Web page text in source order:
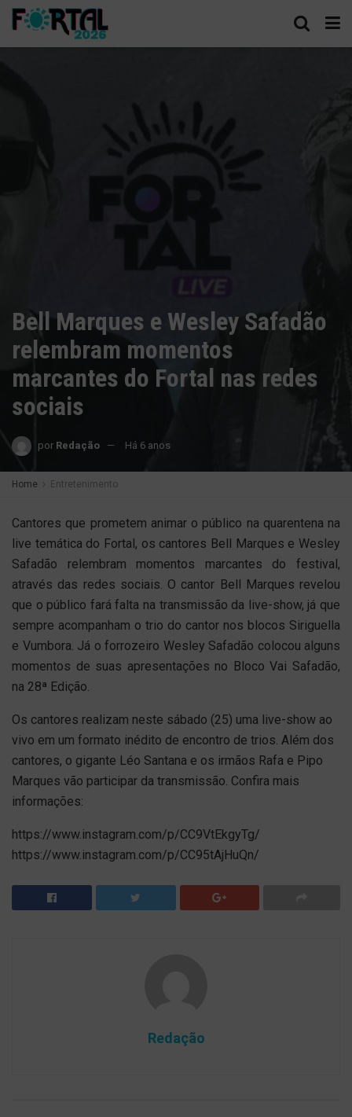
Bell Marques e Wesley Safadão
relembram momentos
marcantes do Fortal nas redes
sociais
por Redação Há 6 anos
Home Entretenimento
Cantores que prometem animar o público na quarentena na
live temática do Fortal, os cantores Bell Marques e Wesley
Safadão relembram momentos marcantes do festival,
através das redes sociais. O cantor Bell Marques revelou
que o público fará falta na transmissão da live-show, já que
sempre acompanham o trio do cantor nos blocos Siriguella
e Vumbora. Já o forrozeiro Wesley Safadão colocou alguns
momentos de suas apresentações no Bloco Vai Safadão,
na 28ª Edição.
Os cantores realizam neste sábado (25) uma live-show ao
vivo em um formato inédito de encontro de trios. Além dos
cantores, o gigante Léo Santana e os irmãos Rafa e Pipo
Marques vão participar da transmissão. Confira mais
informações:
https://www.instagram.com/p/CC9VtEkgyTg/
https://www.instagram.com/p/CC95tAjHuQn/
Redação